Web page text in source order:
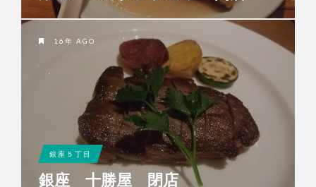
16年 AGO
銀座５丁目
銀座 十勝屋 閉店